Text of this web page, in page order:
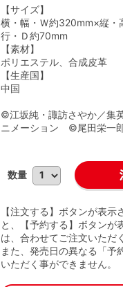
【サイズ】
横・幅・Ｗ約320mm×縦
行・Ｄ約70mm
【素材】
ポリエステル、合成皮革
【生産国】
中国
©江坂純・諏訪さやか／集
ニメーション ©尾田栄一
数量
【注文する】ボタンが表
と、【予約する】ボタンが
は、合わせてご注文いただ
また、発売日の異なる「予
いただく事ができません。